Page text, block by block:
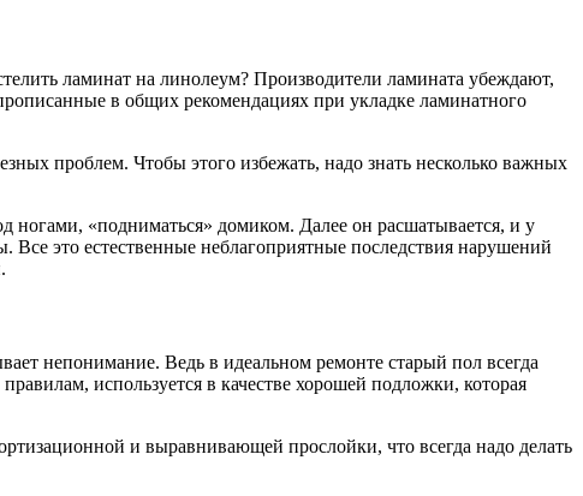
ламинат на линолеум? Производители ламината убеждают,
в общих рекомендациях при укладке ламинатного
проблем. Чтобы этого избежать, надо знать несколько важных
ногами, «подниматься» домиком. Далее он расшатывается, и у
Все это естественные неблагоприятные последствия нарушений
непонимание. Ведь в идеальном ремонте старый пол всегда
используется в качестве хорошей подложки, которая
и выравнивающей прослойки, что всегда надо делать